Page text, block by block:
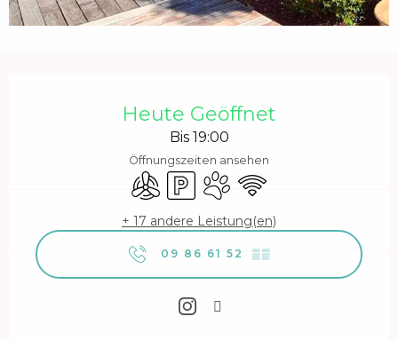
Heute Geöffnet
Bis 19:00
Öffnungszeiten ansehen
Klimaanlage
ParkplatzTiere erlaubt
Wi-Fi
+ 17 andere Leistung(en)
09 86 61 52 ▒▒